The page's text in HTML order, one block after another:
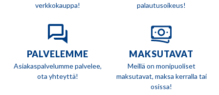
verkkokauppa!
palautusoikeus!
PALVELEMME
Asiakaspalvelumme palvelee,
ota yhteyttä!
MAKSUTAVAT
Meillä on monipuoliset
maksutavat, maksa kerralla tai
osissa!